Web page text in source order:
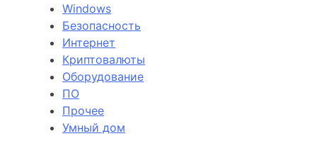
Windows
Безопасность
Интернет
Криптовалюты
Оборудование
ПО
Прочее
Умный дом